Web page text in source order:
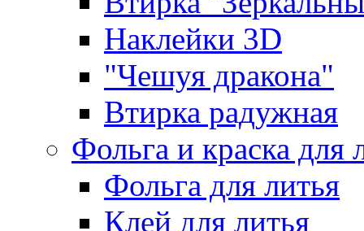
Наклейки 3D
"Чешуя дракона"
Втирка радужная
Фольга и краска для
Фольга для литья
Клей для литья